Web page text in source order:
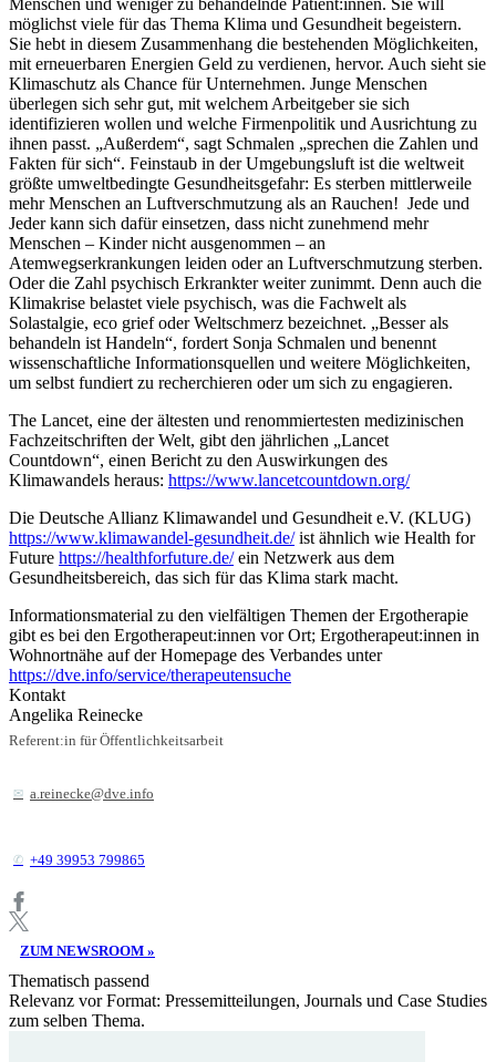
möglichst viele für das Thema Klima und Gesundheit begeistern.
Sie hebt in diesem Zusammenhang die bestehenden Möglichkeiten,
mit erneuerbaren Energien Geld zu verdienen, hervor. Auch sieht sie
Klimaschutz als Chance für Unternehmen. Junge Menschen
überlegen sich sehr gut, mit welchem Arbeitgeber sie sich
identifizieren wollen und welche Firmenpolitik und Ausrichtung zu
ihnen passt. „Außerdem“, sagt Schmalen „sprechen die Zahlen und
Fakten für sich“. Feinstaub in der Umgebungsluft ist die weltweit
größte umweltbedingte Gesundheitsgefahr: Es sterben mittlerweile
mehr Menschen an Luftverschmutzung als an Rauchen! Jede und
Jeder kann sich dafür einsetzen, dass nicht zunehmend mehr
Menschen – Kinder nicht ausgenommen – an
Atemwegserkrankungen leiden oder an Luftverschmutzung sterben.
Oder die Zahl psychisch Erkrankter weiter zunimmt. Denn auch die
Klimakrise belastet viele psychisch, was die Fachwelt als
Solastalgie, eco grief oder Weltschmerz bezeichnet. „Besser als
behandeln ist Handeln“, fordert Sonja Schmalen und benennt
wissenschaftliche Informationsquellen und weitere Möglichkeiten,
um selbst fundiert zu recherchieren oder um sich zu engagieren.
The Lancet, eine der ältesten und renommiertesten medizinischen
Fachzeitschriften der Welt, gibt den jährlichen „Lancet
Countdown“, einen Bericht zu den Auswirkungen des
Klimawandels heraus: https://www.lancetcountdown.org/
Die Deutsche Allianz Klimawandel und Gesundheit e.V. (KLUG)
https://www.klimawandel-gesundheit.de/ist ähnlich wie Health for
Future https://healthforfuture.de/ein Netzwerk aus dem
Gesundheitsbereich, das sich für das Klima stark macht.
Informationsmaterial zu den vielfältigen Themen der Ergotherapie
gibt es bei den Ergotherapeut:innen vor Ort; Ergotherapeut:innen in
Wohnortnähe auf der Homepage des Verbandes unter
https://dve.info/service/therapeutensuche
Kontakt
Angelika Reinecke
Referent:in für Öffentlichkeitsarbeit
a.reinecke@dve.info
+49 39953 799865
ZUM NEWSROOM »
Thematisch passend
Relevanz vor Format: Pressemitteilungen, Journals und Case Studies
zum selben Thema.